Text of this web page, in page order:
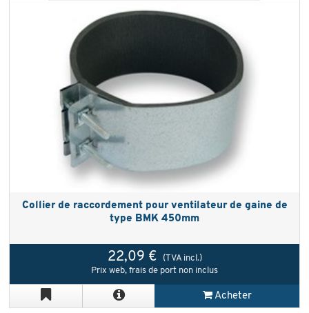
Collier de raccordement pour ventilateur de gaine de
type BMK 450mm
22,09 €
(TVA incl.)
Prix web, frais de port non inclus
Acheter